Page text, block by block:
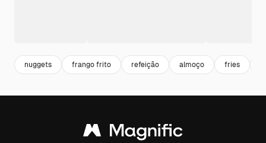
nuggets frango frito refeição almoço fries